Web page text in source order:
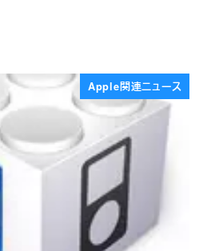
Apple関連ニュース